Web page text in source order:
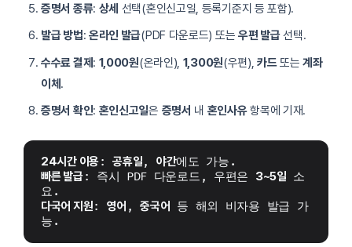
증명서 종류: 상세 선택(혼인신고일, 등록기준지 등 포함).
발급 방법: 온라인 발급(PDF 다운로드) 또는 우편 발급선택.
수수료 결제 : 1,000원(온라인), 1,300원(우편),카드또는계좌
이체 .
증명서 확인: 혼인신고일은 증명서 내 혼인사유항목에 기재.
24시간 이용: 공휴일, 야간에도 가능.
빠른 발급: 즉시 PDF 다운로드, 우편은 3~5일 소
요.
다국어 지원: 영어 , 중국어
등 해외 비자용 발급 가
능.